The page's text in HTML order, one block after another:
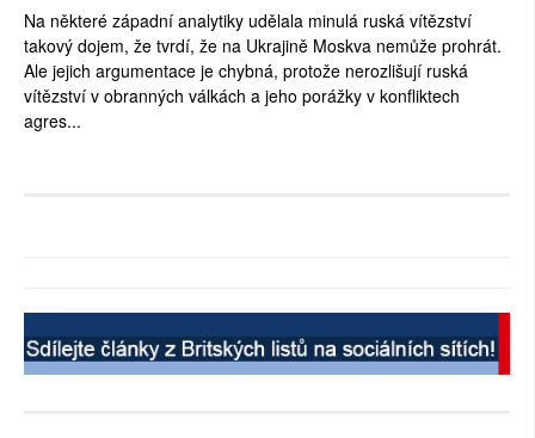
Na některé západní analytiky udělala minulá ruská vítězství
takový dojem, že tvrdí, že na Ukrajině Moskva nemůže prohrát.
Ale jejich argumentace je chybná, protože nerozlišují ruská
vítězství v obranných válkách a jeho porážky v konfliktech
agres...